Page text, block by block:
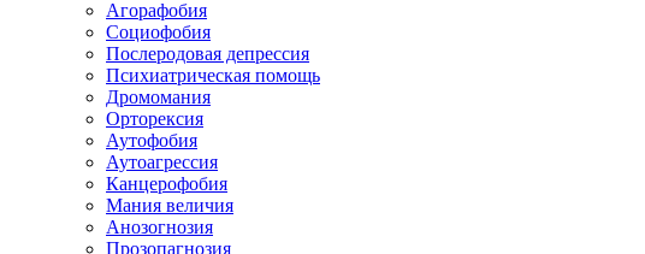
Агорафобия
Социофобия
Послеродовая депрессия
Психиатрическая помощь
Дромомания
Орторексия
Аутофобия
Аутоагрессия
Канцерофобия
Мания величия
Анозогнозия
Прозопагнозия